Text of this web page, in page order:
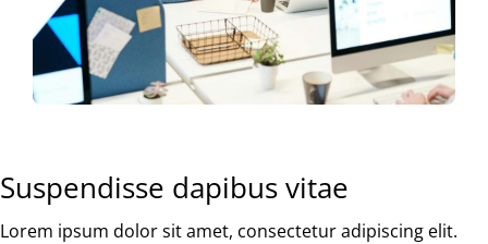
Suspendisse dapibus vitae
Lorem ipsum dolor sit amet, consectetur adipiscing elit.